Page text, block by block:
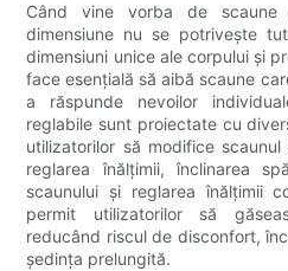
Când vine vorba de
dimensiune nu se potrivește
dimensiuni unice ale corpului și
face esențială să aibă scaune
a răspunde nevoilor
reglabile sunt proiectate cu
utilizatorilor să modifice
reglarea înălțimii, înclinarea
scaunului și reglarea înălțimii
permit utilizatorilor să
reducând riscul de disconfort,
ședința prelungită.